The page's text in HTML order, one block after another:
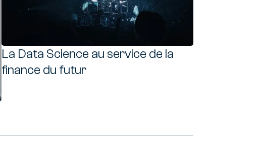
La Data Science au service de la
finance du futur